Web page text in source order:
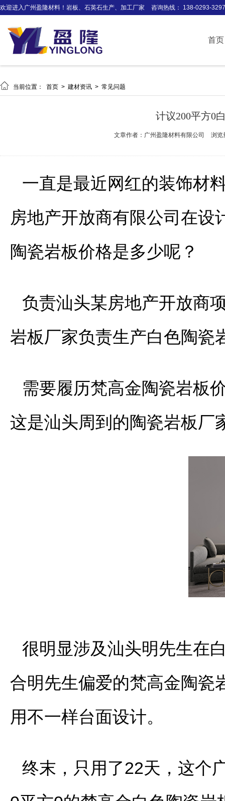
欢迎进入广州盈隆材料！岩板、石英石生产、加工厂家 咨询热线： 138-0293-3297
首页
 当前位置： 首页 > 建材资讯 > 常见问题
计议200平方0
文章作者：广州盈隆材料有限公司 浏览
一直是最近网红的装饰材
房地产开放商有限公司在设
陶瓷岩板价格是多少呢？
负责汕头某房地产开放商
岩板厂家负责生产白色陶瓷
需要履历梵高金陶瓷岩板
这是汕头周到的陶瓷岩板厂
很明显涉及汕头明先生在
合明先生偏爱的梵高金陶瓷
用不一样台面设计。
终末，只用了22天，这个